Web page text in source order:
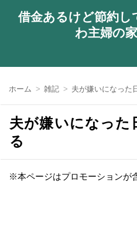
借金あるけど節約し
わ主婦の
ホーム 雑記 夫が嫌いになった
夫が嫌いになった
る
※本ページはプロモーションが